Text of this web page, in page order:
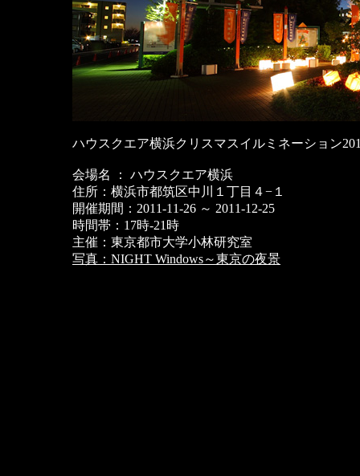
ハウスクエア横浜クリスマスイルミネーション
会場名 ： ハウスクエア横浜
住所：横浜市都筑区中川１丁目４−１
開催期間：2011-11-26 ～ 2011-12-25
時間帯：17時-21時
主催：東京都市大学小林研究室
写真：NIGHT Windows～東京の夜景